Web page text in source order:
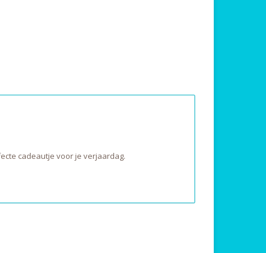
cadeautje voor je verjaardag.